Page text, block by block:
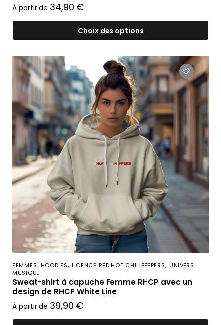
À partir de 34,90 €
Choix des options
FEMMES, HOODIES, LICENCE RED HOT CHILIPEPPERS, UNIVERS
MUSIQUE
Sweat-shirt à capuche Femme RHCP avec un
design de RHCP White Line
À partir de 39,90 €